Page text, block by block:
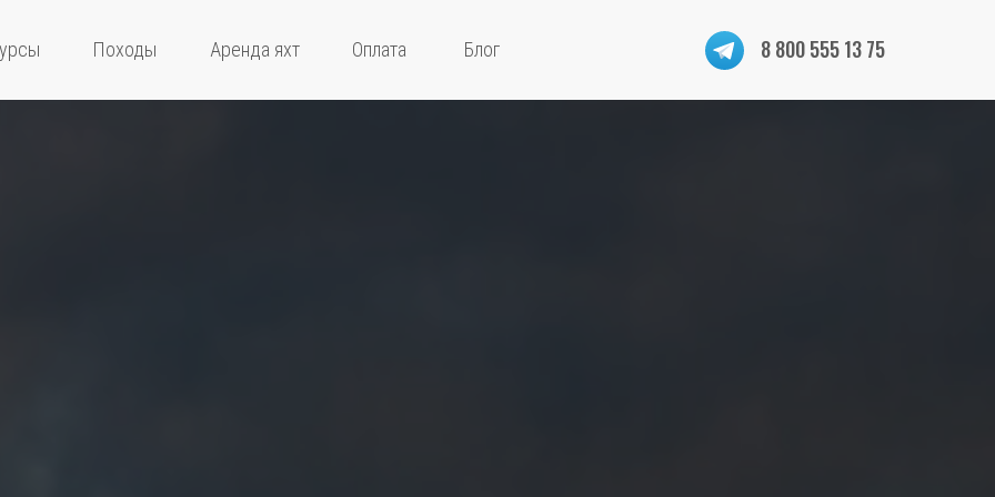
8 800 555 13 75
Аренда яхт
Походы Оплата Блог